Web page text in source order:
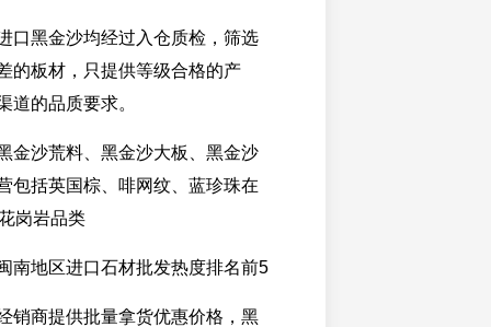
口黑金沙均经过入仓质检，筛选
的板材，只提供等级合格的产
道的品质要求。
金沙荒料、黑金沙大板、黑金沙
包括英国棕、啡网纹、蓝珍珠在
岗岩品类
南地区进口石材批发热度排名前5
销商提供批量拿货优惠价格，黑